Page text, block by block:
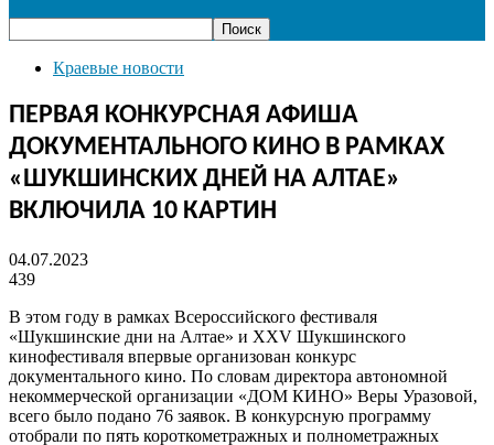
Краевые новости
ПЕРВАЯ КОНКУРСНАЯ АФИША
ДОКУМЕНТАЛЬНОГО КИНО В РАМКАХ
«ШУКШИНСКИХ ДНЕЙ НА АЛТАЕ»
ВКЛЮЧИЛА 10 КАРТИН
04.07.2023
439
В этом году в рамках Всероссийского фестиваля
«Шукшинские дни на Алтае» и XXV Шукшинского
кинофестиваля впервые организован конкурс
документального кино. По словам директора автономной
некоммерческой организации «ДОМ КИНО» Веры Уразовой,
всего было подано 76 заявок. В конкурсную программу
отобрали по пять короткометражных и полнометражных